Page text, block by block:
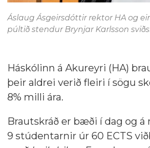
Áslaug Ásgeirsdóttir rektor HA og
púltið stendur Brynjar Karlsson
Háskólinn á Akureyri (HA)
þeir aldrei verið fleiri í sögu
8% milli ára.
Brautskráð er bæði í dag og
9 stúdentarnir úr 60 ECTS